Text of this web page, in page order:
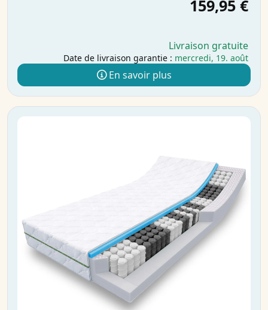
159,95 €
Livraison gratuite
Date de livraison garantie : mercredi, 19. août
En savoir plus